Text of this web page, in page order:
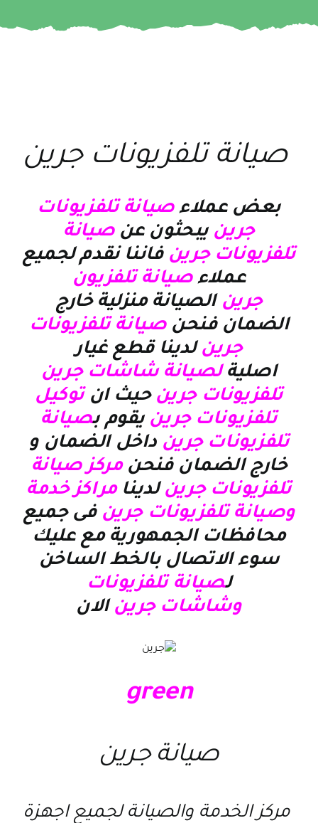
صيانة تلفزيونات جرين
بعض عملاءصيانة تلفزيونات
جرينيبحثون عنصيانة
تلفزيونات جرينفاننا نقدم لجميع
عملاء صيانة تلفزيون
جرينالصيانة منزلية خارج
الضمان فنحنصيانة تلفزيونات
جرينلدينا قطع غيار
اصلية لصيانة شاشات جرين
تلفزيونات جرينحيث ان توكيل
تلفزيونات جرينيقوم بصيانة
تلفزيونات جرينداخل الضمان و
خارج الضمان فنحن مركز صيانة
تلفزيونات جرينلدينا مراكز خدمة
وصيانة تلفزيونات جرينفى جميع
محافظات الجمهورية مع عليك
سوء الاتصال بالخط الساخن
لصيانة تلفزيونات
وشاشات جرينالان
green
صيانة جرين
مركز الخدمة والصيانة لجميع اجهزة